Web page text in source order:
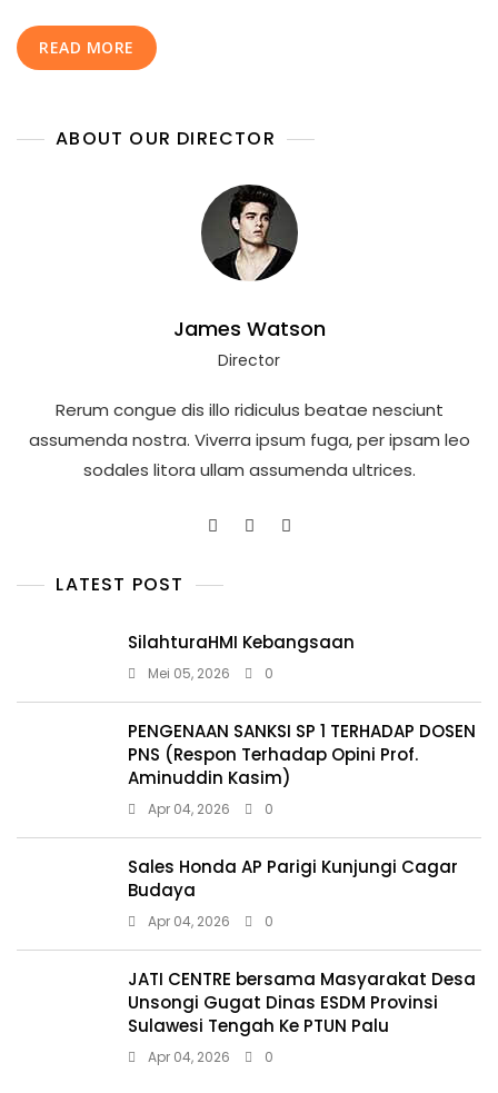
READ MORE
ABOUT OUR DIRECTOR
James Watson
Director
Rerum congue dis illo ridiculus beatae nesciunt
assumenda nostra. Viverra ipsum fuga, per ipsam leo
sodales litora ullam assumenda ultrices.
LATEST POST
SilahturaHMI Kebangsaan
Mei 05, 2026 0
PENGENAAN SANKSI SP 1 TERHADAP DOSEN
PNS (Respon Terhadap Opini Prof.
Aminuddin Kasim)
Apr 04, 2026 0
Sales Honda AP Parigi Kunjungi Cagar
Budaya
Apr 04, 2026 0
JATI CENTRE bersama Masyarakat Desa
Unsongi Gugat Dinas ESDM Provinsi
Sulawesi Tengah Ke PTUN Palu
Apr 04, 2026 0